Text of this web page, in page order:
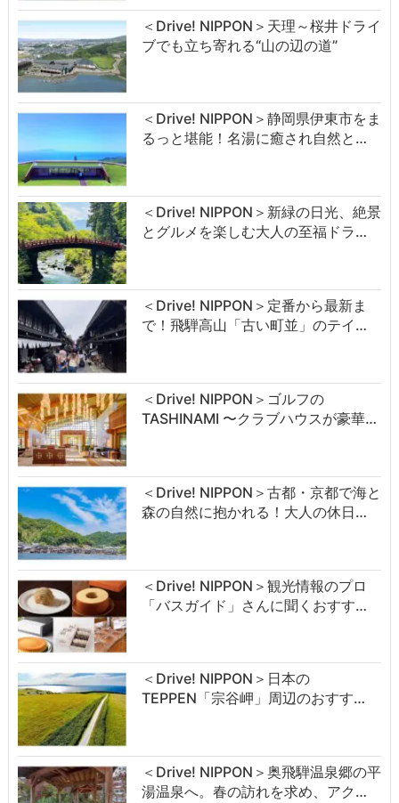
＜Drive! NIPPON＞天理～桜井ドライ
ブでも立ち寄れる“山の辺の道”
＜Drive! NIPPON＞静岡県伊東市をま
るっと堪能！名湯に癒され自然と…
＜Drive! NIPPON＞新緑の日光、絶景
とグルメを楽しむ大人の至福ドラ…
＜Drive! NIPPON＞定番から最新ま
で！飛騨高山「古い町並」のテイ…
＜Drive! NIPPON＞ゴルフの
TASHINAMI 〜クラブハウスが豪華…
＜Drive! NIPPON＞古都・京都で海と
森の自然に抱かれる！大人の休日…
＜Drive! NIPPON＞観光情報のプロ
「バスガイド」さんに聞くおすす…
＜Drive! NIPPON＞日本の
TEPPEN「宗谷岬」周辺のおすす…
＜Drive! NIPPON＞奥飛騨温泉郷の平
湯温泉へ。春の訪れを求め、アク…